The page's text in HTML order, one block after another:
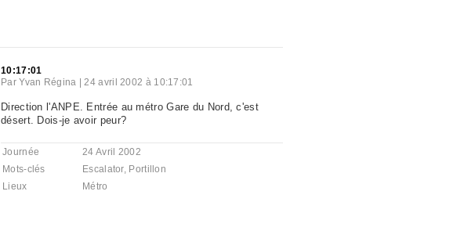
10:17:01
ParYvan Régina |24 avril 2002 à 10:17:01
Direction l'ANPE. Entrée au métro Gare du Nord, c'est
désert. Dois-je avoir peur?
Journée
24 Avril 2002
Mots-clés
Escalator, Portillon
Lieux
Métro